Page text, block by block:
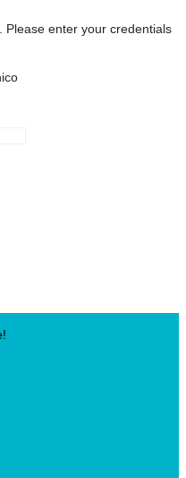
Please enter your credentials